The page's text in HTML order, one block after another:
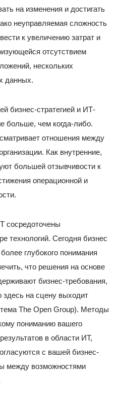
на изменения и достигать
неуправляемая сложность
к увеличению затрат и
отсутствием
нескольких
данных.
бизнес-стратегией и ИТ-
больше, чем когда-либо.
отношения между
Как внутренние,
большей отзывчивости к
операционной и
сосредоточены
технологий. Сегодня бизнес
глубокого понимания
что решения на основе
бизнес-требования,
здесь на сцену выходит
The Open Group). Методы
пониманию вашего
в области ИТ,
с вашей бизнес-
между возможностями